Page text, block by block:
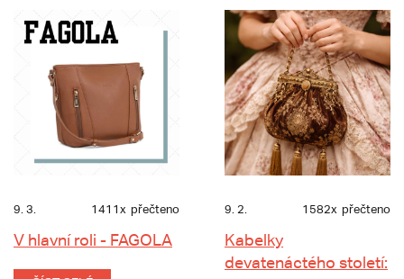
9. 3. 1411x přečteno
V hlavní roli - FAGOLA
9. 2. 1582x přečteno
Kabelky
devatenáctého století: